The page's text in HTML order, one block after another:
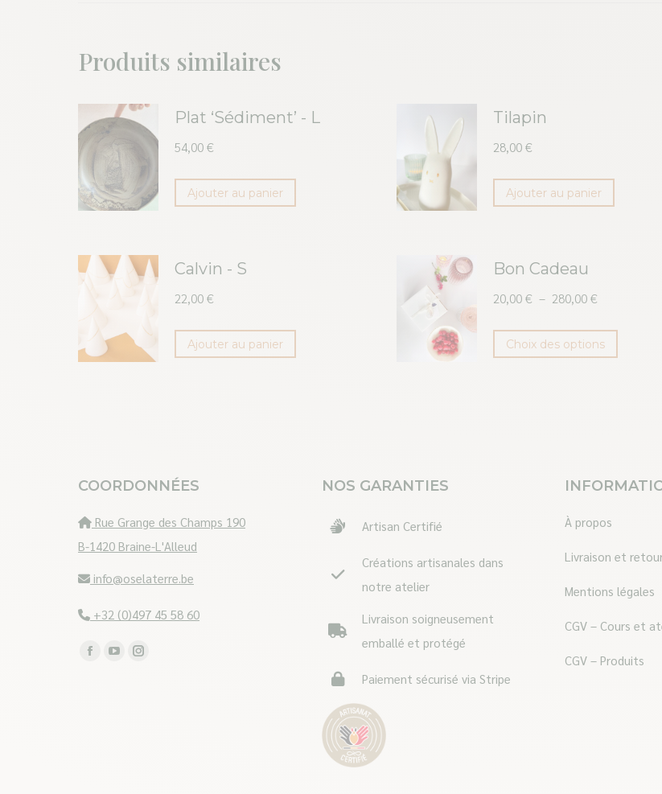
Produits similaires
Plat ‘Sédiment’ - L
54,00 €
Ajouter au panier
Tilapin
28,00 €
Ajouter au panier
Calvin - S
22,00 €
Ajouter au panier
Bon Cadeau
20,00 € – 280,00 €
prix :
Choix des options
options
sur
la
COORDONNÉES
Rue Grange des Champs 190
B-1420 Braine-L'Alleud
info@oselaterre.be
+32 (0)497 45 58 60
Trouvez nous sur :
Facebook
YouTubeInstagram
NOS GARANTIES
Artisan Certifié
Créations artisanales dans
notre atelier
Livraison soigneusement
emballé et protégé
Paiement sécurisé via Stripe
À propos
Livraison et
Mentions légales
CGV – Cours et
CGV – Produits